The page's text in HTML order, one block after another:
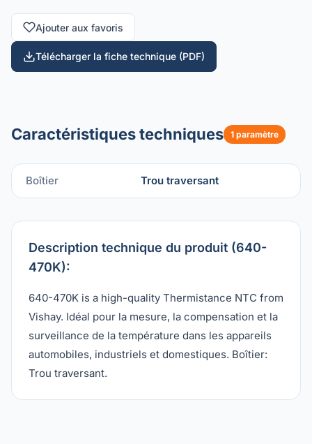
Ajouter aux favoris
Télécharger la fiche technique (PDF)
Caractéristiques techniques 1 paramètre
Boîtier Trou traversant
Description technique du produit (640-
470K):
640-470K is a high-quality Thermistance NTC from
Vishay. Idéal pour la mesure, la compensation et la
surveillance de la température dans les appareils
automobiles, industriels et domestiques. Boîtier:
Trou traversant.